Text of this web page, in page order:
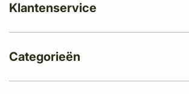
Klantenservice
Categorieën